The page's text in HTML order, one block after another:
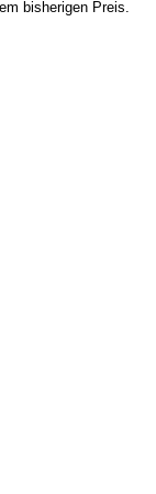
bisherigen Preis.